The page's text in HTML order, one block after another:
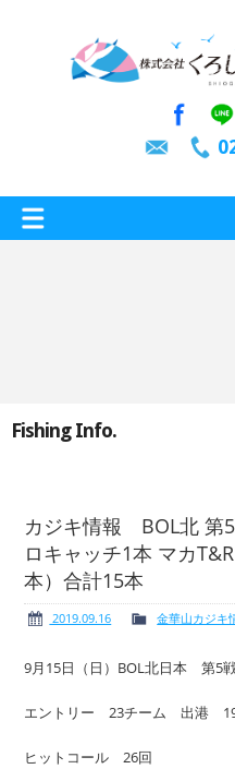
ボート免許
サービス案内
Fishing Info.
カジキ情報 BOL北 第
ロキャッチ1本 マカ
本）合計15本
2019.09.16 金華山カジキ
9月15日（日）BOL北日本 第5戦
エントリー 23チーム 出港
ヒットコール 26回